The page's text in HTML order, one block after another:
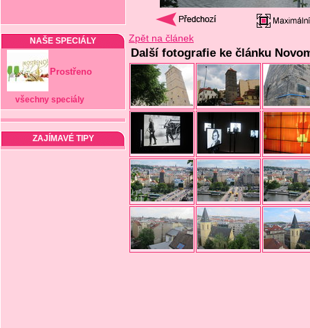
NAŠE SPECIÁLY
Prostřeno
všechny speciály
ZAJÍMAVÉ TIPY
Zpět na článek
Další fotografie ke článku